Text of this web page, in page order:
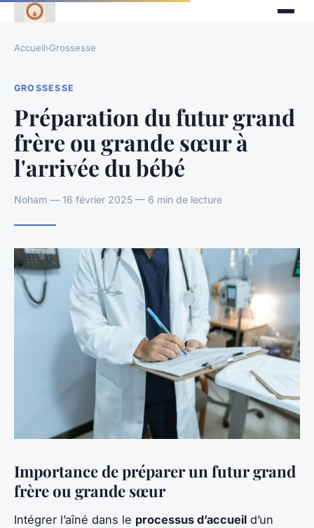
Accueil›Grossesse
GROSSESSE
Préparation du futur grand
frère ou grande sœur à
l'arrivée du bébé
Noham — 16 février 2025 — 6 min de lecture
Importance de préparer un futur grand
frère ou grande sœur
Intégrer l’aîné dans le processus d’accueil d’un